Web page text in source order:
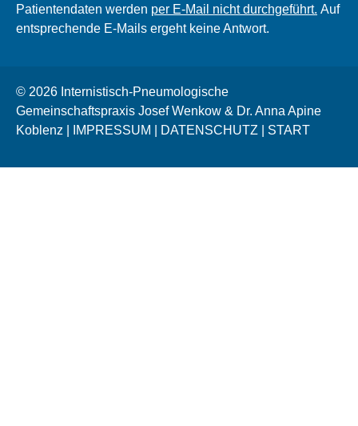
Patientendaten werden per E-Mail nicht durchgeführt. Auf
entsprechende E-Mails ergeht keine Antwort.
© 2026 Internistisch-Pneumologische
Gemeinschaftspraxis Josef Wenkow & Dr. Anna Apine
Koblenz |
IMPRESSUM DATENSCHUTZ START